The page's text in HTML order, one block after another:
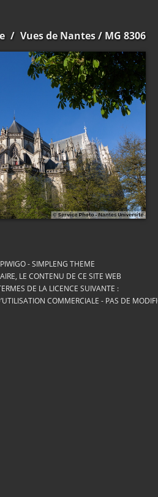
/ Vues de Nantes/ MG 8306
PIWIGO-SIMPLENG THEME
LE CONTENU DE CE SITE WEB
DE LA LICENCE SUIVANTE :
COMMERCIALE - PAS DE